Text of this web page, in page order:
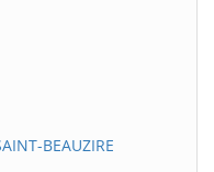
BEAUZIRE